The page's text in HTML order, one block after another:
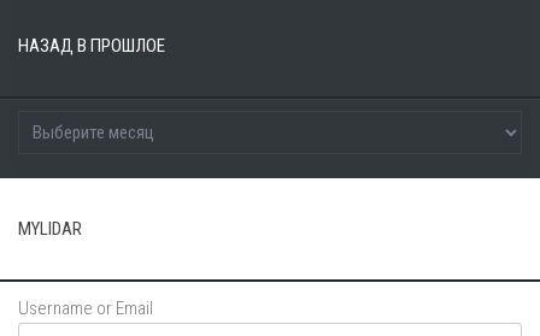
НАЗАД В ПРОШЛОЕ
MYLIDAR
Username or Email